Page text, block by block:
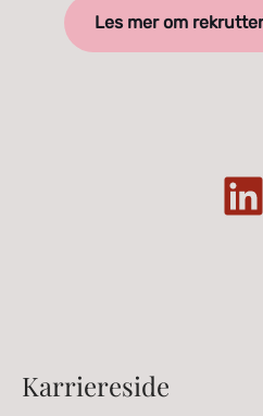
Les mer om
Karriereside